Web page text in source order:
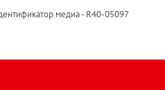
медиа - R40-05097